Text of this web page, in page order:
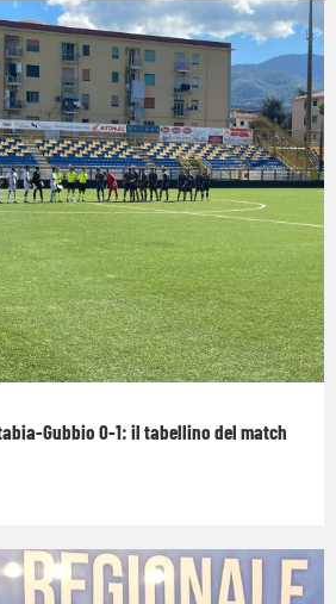
Gubbio 0-1: il tabellino del match